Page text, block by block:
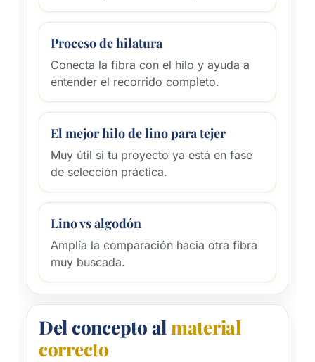
Proceso de hilatura
Conecta la fibra con el hilo y ayuda a
entender el recorrido completo.
El mejor hilo de lino para tejer
Muy útil si tu proyecto ya está en fase
de selección práctica.
Lino vs algodón
Amplía la comparación hacia otra fibra
muy buscada.
Del concepto al material
correcto